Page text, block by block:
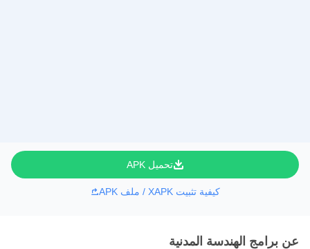
تحميل APK
كيفية تثبيت XAPK / ملف APK
عن برامج الهندسة المدنية